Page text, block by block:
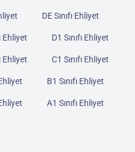
DE Sınıfı Ehliyet
Ehliyet D1 Sınıfı Ehliyet
Ehliyet C1 Sınıfı Ehliyet
B1 Sınıfı Ehliyet
A1 Sınıfı Ehliyet